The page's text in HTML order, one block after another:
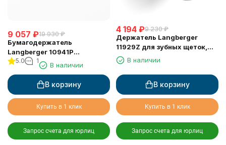
9 057 ₽19 930 ₽
Бумагодержатель
Langberger 10941P
туалетной бумаги с
крышкой и освежителем
воздуха
5.0 1
В наличии
В корзину
Купить в 1 клик
Запрос счета для юрлиц
4 194 ₽9 230 ₽
Держатель Langberger
11929Z для зубных щеток,
подвесной стеклянный
стакан
В наличии
В корзину
Купить в 1 клик
Запрос счета для юрлиц